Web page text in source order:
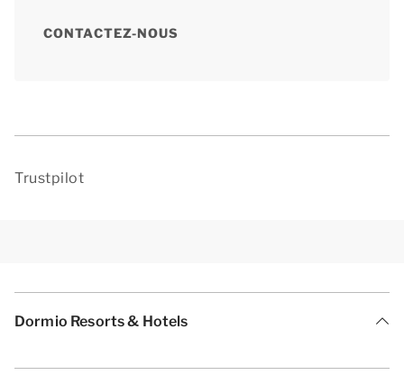
CONTACTEZ-NOUS
Trustpilot
Dormio Resorts & Hotels